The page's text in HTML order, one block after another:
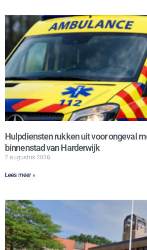
Hulpdiensten rukken uit voor ongeval
binnenstad van Harderwijk
7 augustus 2026
Lees meer »